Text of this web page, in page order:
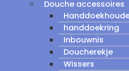
Douche accessoires
handdoekring
Inbouwnis
Doucherekje
Wissers